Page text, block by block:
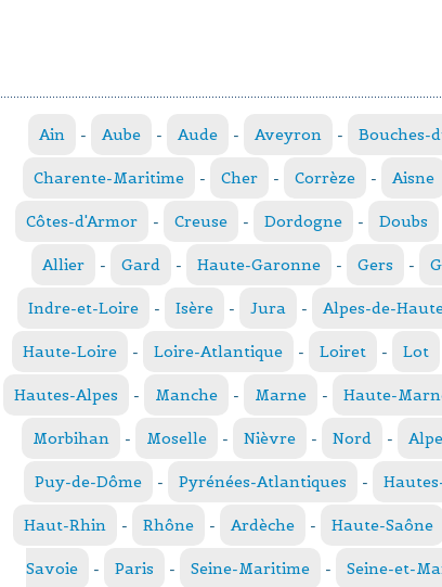
Ain - Aube - Aude - Aveyron - Bouches-
Charente-Maritime - Cher - Corrèze - Aisne
Côtes-d'Armor - Creuse - Dordogne - Doubs
Allier - Gard - Haute-Garonne - Gers -
Indre-et-Loire - Isère - Jura - Alpes-de-
Haute-Loire - Loire-Atlantique - Loiret - Lot
Hautes-Alpes - Manche - Marne - Haute-
Morbihan - Moselle - Nièvre - Nord -
Puy-de-Dôme - Pyrénées-Atlantiques -
Haut-Rhin - Rhône - Ardèche - Haute-Saône
Savoie - Paris - Seine-Maritime - Seine-et-